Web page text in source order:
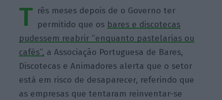
T rês meses depois de o Governo ter
permitido que os bares e discotecas
pudessem reabrir “enquanto pastelarias ou
cafés”, a Associação Portuguesa de Bares,
Discotecas e Animadores alerta que o setor
está em risco de desaparecer, referindo que
as empresas que tentaram reinventar-se